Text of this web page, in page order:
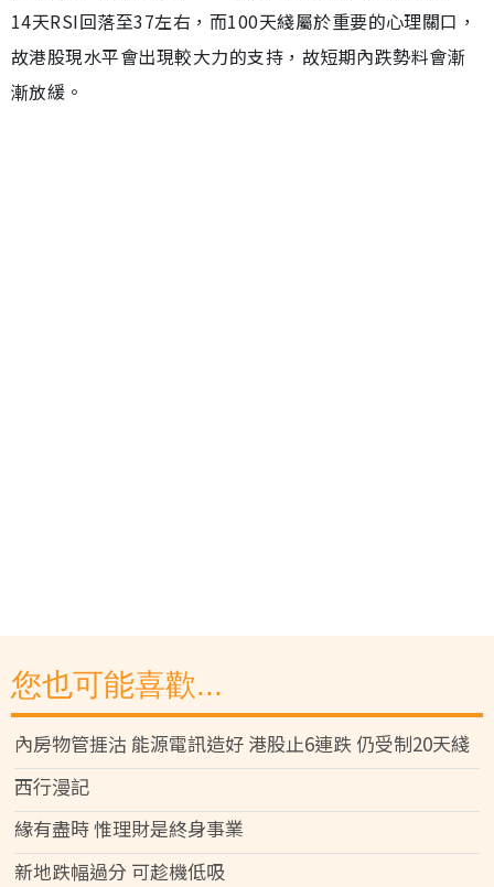
14天RSI回落至37左右，而100天綫屬於重要的心理關口，
故港股現水平會出現較大力的支持，故短期內跌勢料會漸
漸放緩。
您也可能喜歡...
內房物管捱沽 能源電訊造好 港股止6連跌 仍受制20天綫
西行漫記
緣有盡時 惟理財是終身事業
新地跌幅過分 可趁機低吸